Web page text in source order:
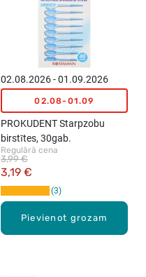
Pievienot grozam
02.08.2026 - 01.09.2026
02.08-01.09
PROKUDENT Starpzobu
birstītes, 30gab.
Regulārā cena
3,19 €
3,99 €
3